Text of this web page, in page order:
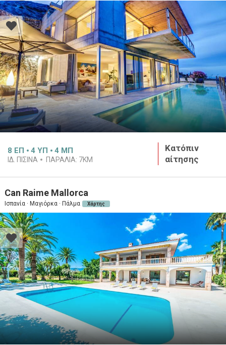
8 ΕΠ 4 ΥΠ 4 ΜΠ
ΙΔ. ΠΙΣΊΝΑ ΠΑΡΑΛΊΑ: 7KM
Κατόπιν
αίτησης
Can Raime Mallorca
Ισπανία · Μαγιόρκα · Πάλμα Χάρτης